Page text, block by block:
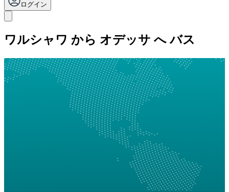
ログイン
ワルシャワ から オデッサ へ バス